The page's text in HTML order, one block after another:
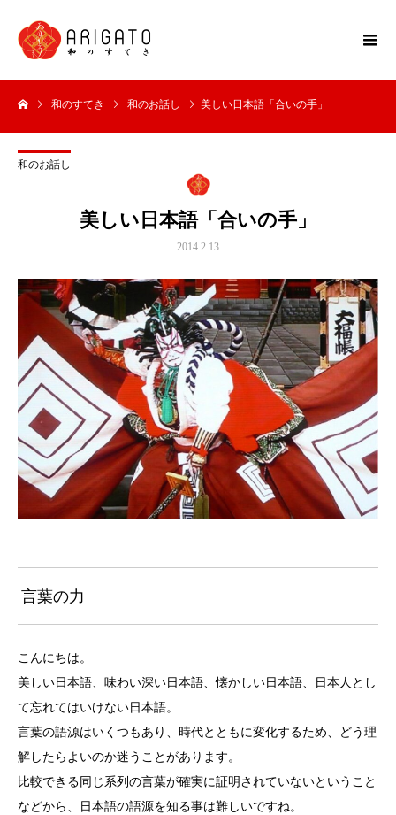
和のすてき 和のお話し 美しい日本語「合いの手」
和のお話し
美しい日本語「合いの手」
2014.2.13
言葉の力
こんにちは。
美しい日本語、味わい深い日本語、懐かしい日本語、日本人とし
て忘れてはいけない日本語。
言葉の語源はいくつもあり、時代とともに変化するため、どう理
解したらよいのか迷うことがあります。
比較できる同じ系列の言葉が確実に証明されていないということ
などから、日本語の語源を知る事は難しいですね。